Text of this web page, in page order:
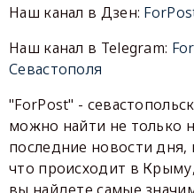
Наш канал в Дзен:
Наш канал в Telegram:
Севастополя
"ForPost" -
можно найти не только
последние новости дня,
что происходит в